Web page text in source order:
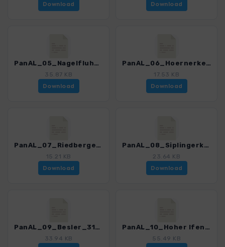
Download
Download
PanAL_05_Nagelfluhkette_3165_1.gpx
35.87 KB
Download
PanAL_06_Hoernerkette_3165_1.gpx
17.53 KB
Download
PanAL_07_Riedbergerhorn_3165_1.gpx
15.21 KB
Download
PanAL_08_Siplingerkopf_3165_1.gpx
23.64 KB
Download
PanAL_09_Besler_3165_1.gpx
33.94 KB
PanAL_10_Hoher Ifen_3165_1.gpx
55.49 KB